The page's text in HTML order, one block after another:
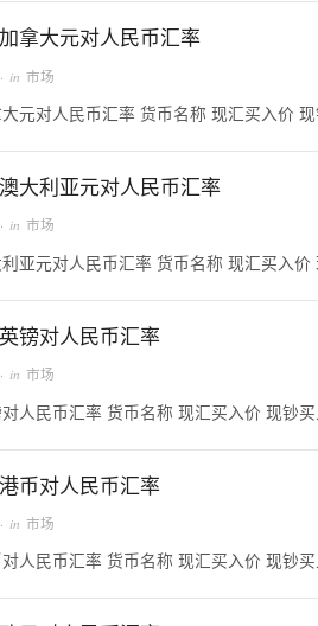
拿大元对人民币汇率
· in 市场
大元对人民币汇率 货币名称 现汇买入价
大利亚元对人民币汇率
· in 市场
利亚元对人民币汇率 货币名称 现汇买入
镑对人民币汇率
· in 市场
对人民币汇率 货币名称 现汇买入价 现钞
币对人民币汇率
· in 市场
对人民币汇率 货币名称 现汇买入价 现钞